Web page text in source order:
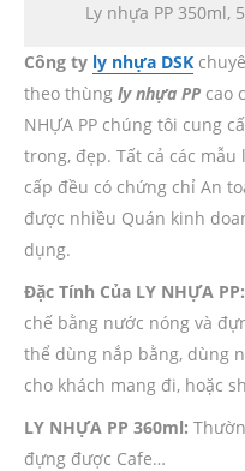
Ly nhựa PP 350ml,
Công ty ly nhựa DSK
theo thùng ly nhựa PP cao
NHỰA PP chúng tôi cung
trong, đẹp. Tất cả các mẫu
cấp đều có chứng chỉ An
được nhiều Quán kinh
dụng.
Đặc Tính Của LY NHỰA PP:
chế bằng nước nóng và
thể dùng nắp bằng, dùng
cho khách mang đi, hoặc
LY NHỰA PP 360ml:
đựng được Cafe…